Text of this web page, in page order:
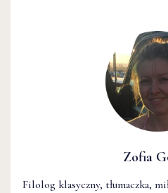
Zofia
Filolog klasyczny, tłumaczka,